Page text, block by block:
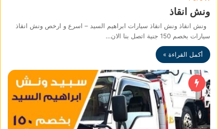
ونش انقاذ
ونش انقاذ ونش انقاذ سيارات ابراهيم السيد – اسرع و ارخص ونش انقاذ
سيارات بخصم 150 جنية اتصل بنا الان…
أكمل القراءة »